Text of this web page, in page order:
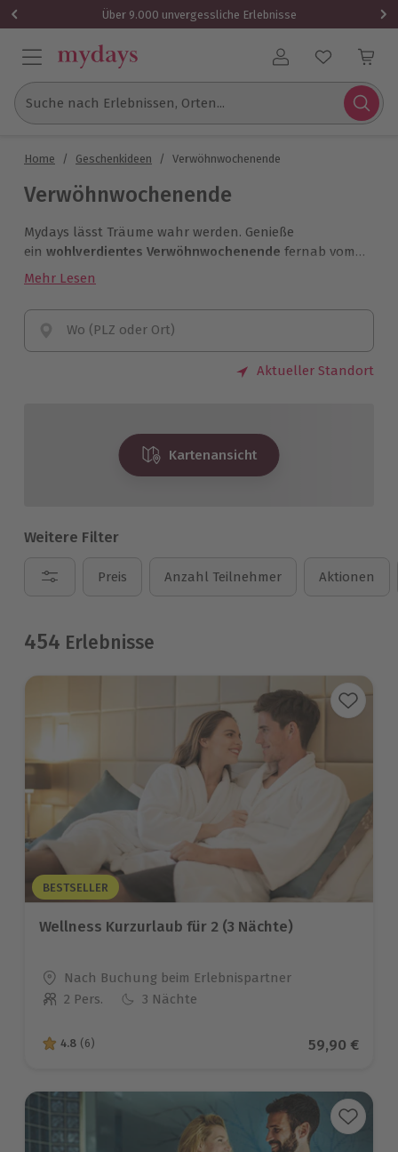
Über 9.000 unvergessliche Erlebnisse
Benutzerkonto
Suche nach Erlebnissen, Orten...
Home / Geschenkideen / Verwöhnwochenende
Verwöhnwochenende
Mydays lässt Träume wahr werden. Genieße
ein wohlverdientes Verwöhnwochenende fernab vom
Alltag: Lange ausschlafen, ein leckeres Frühstück,
Massage entspannen.
Mehr Lesen
Wo (PLZ oder Ort)
Aktueller Standort
Kartenansicht
Weitere Filter
Preis Anzahl Teilnehmer Aktionen
454 Erlebnisse
BESTSELLER
Wellness Kurzurlaub für 2 (3 Nächte)
Standort
Nach Buchung beim Erlebnispartner
Anzahl der Teilnehmer
2 Pers. 3 Nächte
4.8 von 5 Sternen basierend auf 6 Bewertungen
4.8 (6) Aktueller
59,90 €